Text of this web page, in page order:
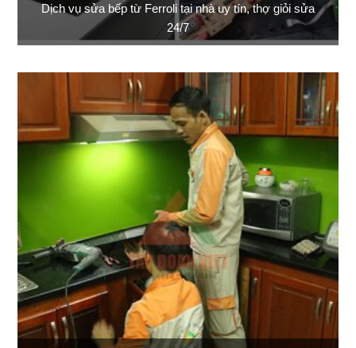
Dịch vụ sửa bếp từ Ferroli tại nhà uy tín, thợ giỏi sửa
24/7